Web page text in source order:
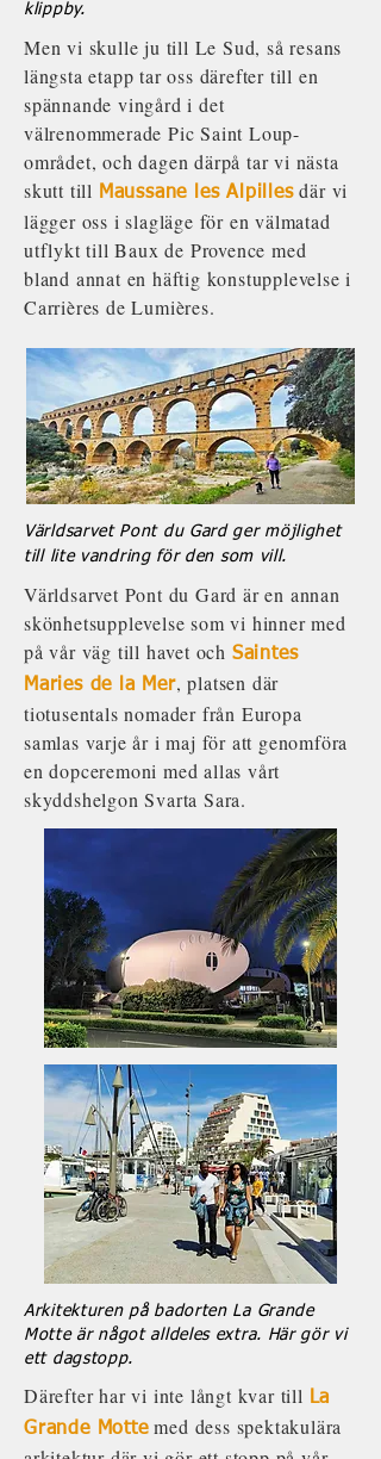
klippby.
Men vi skulle ju till Le Sud, så resans
längsta etapp tar oss därefter till en
spännande vingård i det
välrenommerade Pic Saint Loup-
området, och dagen därpå tar vi nästa
skutt till
Maussane les Alpillesdär vi
lägger oss i slagläge för en välmatad
utflykt till Baux de Provence med
bland annat en häftig konstupplevelse i
Carrières de Lumières.
Världsarvet Pont du Gard ger möjlighet
till lite vandring för den som vill.
Världsarvet Pont du Gard är en annan
skönhetsupplevelse som vi hinner med
på vår väg till havet och Saintes
Maries de la Mer, platsen där
tiotusentals nomader från Europa
samlas varje år i maj för att genomföra
en dopceremoni med allas vårt
skyddshelgon Svarta Sara.
Arkitekturen på badorten La Grande
Motte är något alldeles extra. Här gör vi
ett dagstopp.
Därefter har vi inte långt kvar till
La
Grande Mottemed dess spektakulära